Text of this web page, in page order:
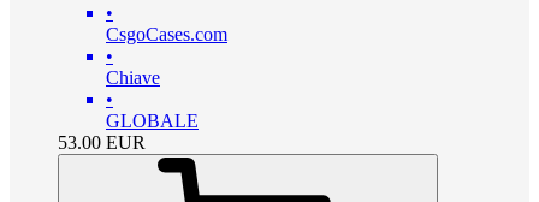
•
CsgoCases.com
•
Chiave
•
GLOBALE
53.00 EUR